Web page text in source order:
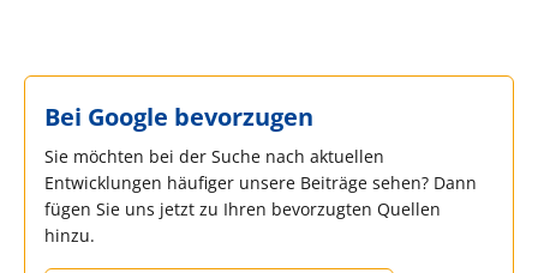
Bei Google bevorzugen
Sie möchten bei der Suche nach aktuellen
Entwicklungen häufiger unsere Beiträge sehen? Dann
fügen Sie uns jetzt zu Ihren bevorzugten Quellen
hinzu.